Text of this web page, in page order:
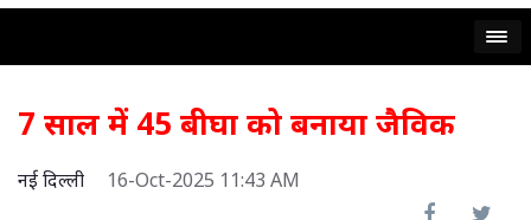
7 साल में 45 बीघा को बनाया जैविक
नई दिल्ली 16-Oct-2025 11:43 AM